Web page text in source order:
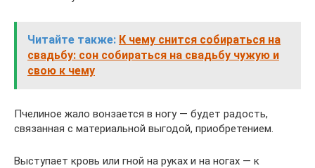
Читайте также: К чему снится собираться на
свадьбу: сон собираться на свадьбу чужую и
свою к чему
Пчелиное жало вонзается в ногу — будет радость,
связанная с материальной выгодой, приобретением.
Выступает кровь или гной на руках и на ногах — к